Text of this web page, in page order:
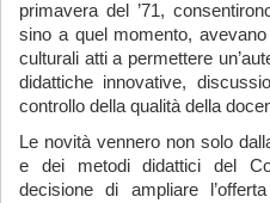
primavera del ’71,
sino a quel momento,
culturali atti a permettere
didattiche innovative,
controllo della qualità della
Le novità vennero non solo
e dei metodi didattici del
decisione di ampliare